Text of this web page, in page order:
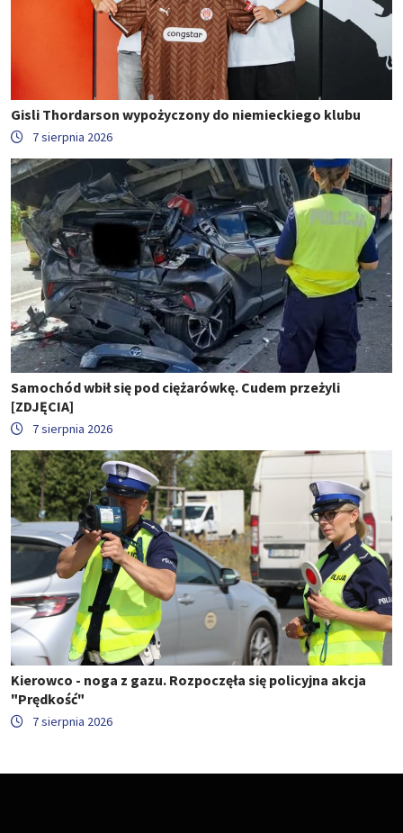
Gisli Thordarson wypożyczony do niemieckiego klubu
7 sierpnia 2026
Samochód wbił się pod ciężarówkę. Cudem przeżyli
[ZDJĘCIA]
7 sierpnia 2026
Kierowco - noga z gazu. Rozpoczęła się policyjna akcja
"Prędkość"
7 sierpnia 2026